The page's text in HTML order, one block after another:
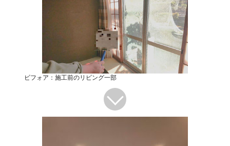
ビフォア：施工前のリビング一部